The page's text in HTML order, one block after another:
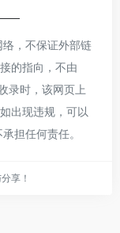
，不保证外部链
的指向，不由
录时，该网页上
出现违规，可以
担任何责任。
享！